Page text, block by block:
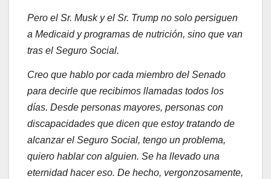
Pero el Sr. Musk y el Sr. Trump no solo persiguen
a Medicaid y programas de nutrición, sino que van
tras el Seguro Social.
Creo que hablo por cada miembro del Senado
para decirle que recibimos llamadas todos los
días. Desde personas mayores, personas con
discapacidades que dicen que estoy tratando de
alcanzar el Seguro Social, tengo un problema,
quiero hablar con alguien. Se ha llevado una
eternidad hacer eso. De hecho, vergonzosamente,